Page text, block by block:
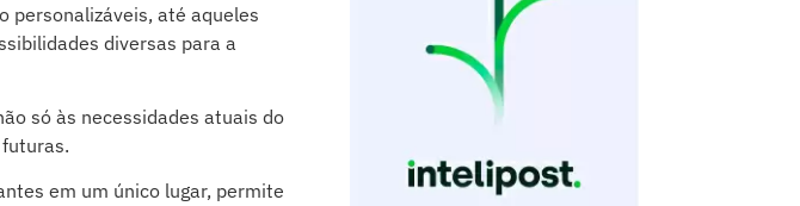
personalizáveis, até aqueles
diversas para a
só às necessidades atuais do
em um único lugar, permite